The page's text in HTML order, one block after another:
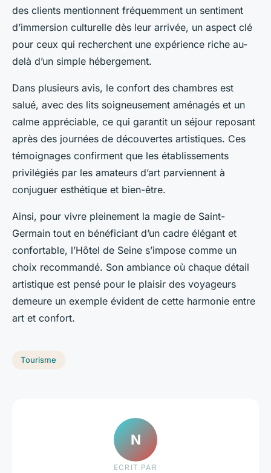
des clients mentionnent fréquemment un sentiment
d’immersion culturelle dès leur arrivée, un aspect clé
pour ceux qui recherchent une expérience riche au-
delà d’un simple hébergement.
Dans plusieurs avis, le confort des chambres est
salué, avec des lits soigneusement aménagés et un
calme appréciable, ce qui garantit un séjour reposant
après des journées de découvertes artistiques. Ces
témoignages confirment que les établissements
privilégiés par les amateurs d’art parviennent à
conjuguer esthétique et bien-être.
Ainsi, pour vivre pleinement la magie de Saint-
Germain tout en bénéficiant d’un cadre élégant et
confortable, l’Hôtel de Seine s’impose comme un
choix recommandé. Son ambiance où chaque détail
artistique est pensé pour le plaisir des voyageurs
demeure un exemple évident de cette harmonie entre
art et confort.
Tourisme
N
ECRIT PAR